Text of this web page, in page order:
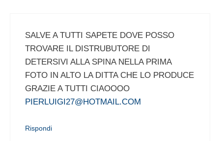
SALVE A TUTTI SAPETE DOVE POSSO
TROVARE IL DISTRUBUTORE DI
DETERSIVI ALLA SPINA NELLA PRIMA
FOTO IN ALTO LA DITTA CHE LO PRODUCE
GRAZIE A TUTTI CIAOOOO
PIERLUIGI27@HOTMAIL.COM
Rispondi